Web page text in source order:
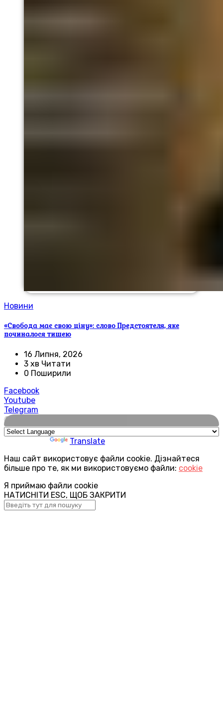
Новини
«Свобода має свою ціну»: слово Предстоятеля, яке
починалося тишею
16 Липня, 2026
3 хв Читати
0 Поширили
Facebook
Youtube
Telegram
🌍
Translate
Наш сайт використовує файли cookie. Дізнайтеся
більше про те, як ми використовуємо файли: cookie
Я приймаю файли cookie
НАТИСНІТИ ESC, ЩОБ ЗАКРИТИ